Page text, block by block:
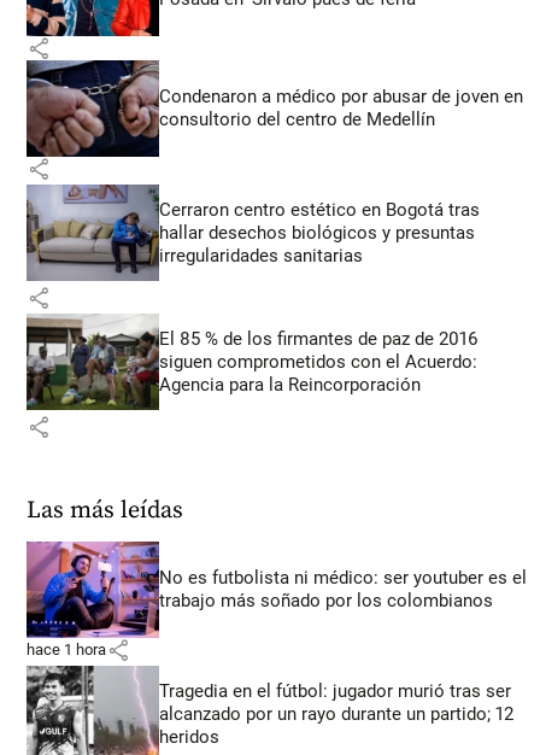
share
Condenaron a médico por abusar de joven en
consultorio del centro de Medellín
share
Cerraron centro estético en Bogotá tras
hallar desechos biológicos y presuntas
irregularidades sanitarias
share
El 85 % de los firmantes de paz de 2016
siguen comprometidos con el Acuerdo:
Agencia para la Reincorporación
share
Las más leídas
No es futbolista ni médico: ser youtuber es el
trabajo más soñado por los colombianos
hace 1 hora share
Tragedia en el fútbol: jugador murió tras ser
alcanzado por un rayo durante un partido; 12
heridos